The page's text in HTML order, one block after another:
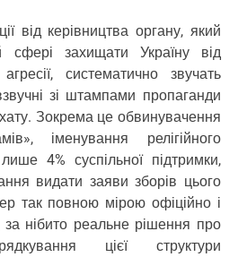
від керівництва органу, який
сфері захищати Україну від
агресії, систематично звучать
зі штампами пропаганди
Зокрема це обвинувачення
іменування релігійного
4% суспільної підтримки,
видати заяви зборів цього
так повною мірою офіційно і
за нібито реальне рішення про
цієї структури